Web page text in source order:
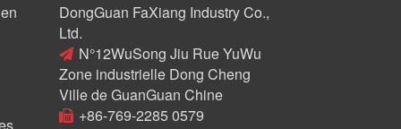
DongGuan FaXiang Industry Co.,
Ltd.
N°12WuSong Jiu Rue YuWu
Zone industrielle Dong Cheng
Ville de GuanGuan Chine
+86-769-2285 0579